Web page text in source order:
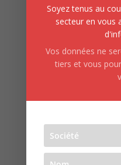
Articles récents
Showroom
Soyez tenus au
secteur en vous
Vos données ne
tiers et vous